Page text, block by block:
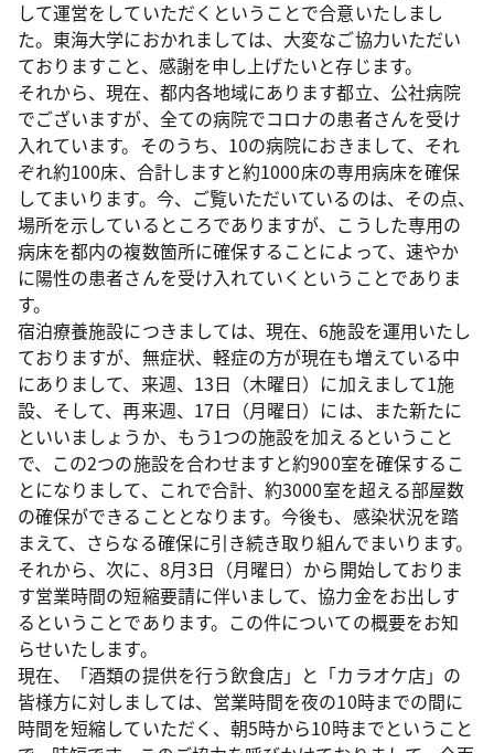
して運営をしていただくということで合意いたしまし
た。東海大学におかれましては、大変なご協力いただい
ておりますこと、感謝を申し上げたいと存じます。
それから、現在、都内各地域にあります都立、公社病院
でございますが、全ての病院でコロナの患者さんを受け
入れています。そのうち、10の病院におきまして、それ
ぞれ約100床、合計しますと約1000床の専用病床を確保
してまいります。今、ご覧いただいているのは、その点、
場所を示しているところでありますが、こうした専用の
病床を都内の複数箇所に確保することによって、速やか
に陽性の患者さんを受け入れていくということでありま
す。
宿泊療養施設につきましては、現在、6施設を運用いたし
ておりますが、無症状、軽症の方が現在も増えている中
にありまして、来週、13日（木曜日）に加えまして1施
設、そして、再来週、17日（月曜日）には、また新たに
といいましょうか、もう1つの施設を加えるということ
で、この2つの施設を合わせますと約900室を確保するこ
とになりまして、これで合計、約3000室を超える部屋数
の確保ができることとなります。今後も、感染状況を踏
まえて、さらなる確保に引き続き取り組んでまいります。
それから、次に、8月3日（月曜日）から開始しておりま
す営業時間の短縮要請に伴いまして、協力金をお出しす
るということであります。この件についての概要をお知
らせいたします。
現在、「酒類の提供を行う飲食店」と「カラオケ店」の
皆様方に対しましては、営業時間を夜の10時までの間に
時間を短縮していただく、朝5時から10時までということ